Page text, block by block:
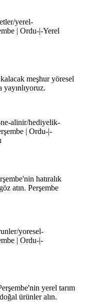
yerel-
| Ordu-|-Yerel
meşhur yöresel
alinir/hediyelik-
| Ordu-|-
hatıralık
atın. Perşembe
yoresel-
| Ordu-|-
yerel tarım
ürünler alın.